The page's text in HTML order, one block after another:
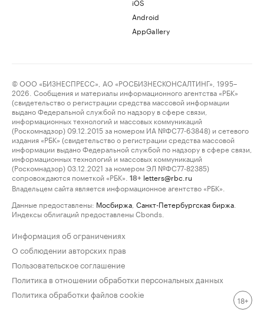
Android
AppGallery
© ООО «БИЗНЕСПРЕСС», АО «РОСБИЗНЕСКОНСАЛТИНГ», 1995–
2026. Сообщения и материалы информационного агентства «РБК»
(свидетельство о регистрации средства массовой информации
выдано Федеральной службой по надзору в сфере связи,
информационных технологий и массовых коммуникаций
(Роскомнадзор) 09.12.2015 за номером ИА №ФС77-63848) и сетевого
издания «РБК» (свидетельство о регистрации средства массовой
информации выдано Федеральной службой по надзору в сфере связи,
информационных технологий и массовых коммуникаций
(Роскомнадзор) 03.12.2021 за номером ЭЛ №ФС77-82385)
сопровождаются пометкой «РБК».
18+ letters@rbc.ru
Владельцем сайта является информационное агентство «РБК».
Данные предоставлены: Мосбиржа Санкт-Петербургская биржа
Индексы облигаций предоставлены Cbonds.
Информация об ограничениях
О соблюдении авторских прав
Пользовательское соглашение
Политика в отношении обработки персональных данных
Политика обработки файлов cookie
18+